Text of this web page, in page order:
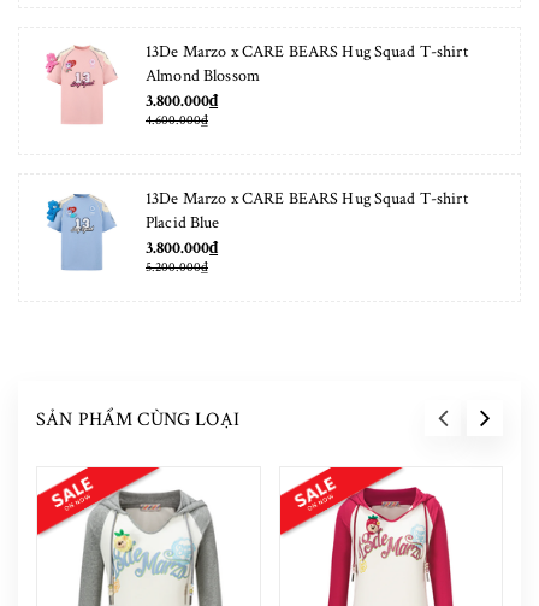
13De Marzo x CARE BEARS Hug Squad T-shirt
Almond Blossom
3.800.000₫
4.600.000₫
13De Marzo x CARE BEARS Hug Squad T-shirt
Placid Blue
3.800.000₫
5.200.000₫
SẢN PHẨM CÙNG LOẠI